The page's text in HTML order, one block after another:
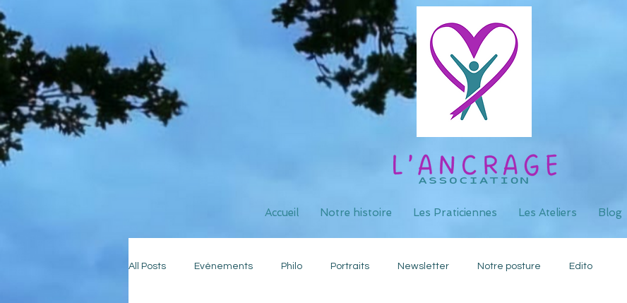
Accueil Notre histoire Les Praticiennes Les Ateliers Blog
All Posts Evénements Philo Portraits Newsletter Notre posture Edito